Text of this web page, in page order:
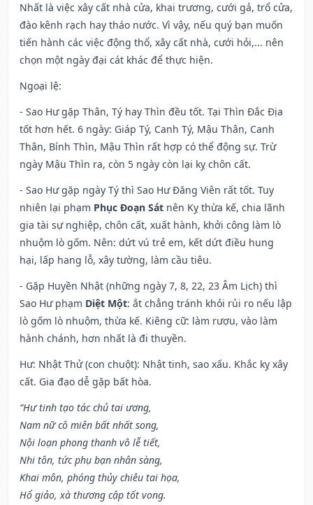
Nhất là việc xây cất nhà cửa, khai trương, cưới gả, trổ cửa,
đào kênh rạch hay tháo nước. Vì vậy, nếu quý bạn muốn
tiến hành các việc động thổ, xây cất nhà, cưới hỏi,... nên
chọn một ngày đại cát khác để thực hiện.
Ngoại lệ:
- Sao Hư gặp Thân, Tý hay Thìn đều tốt. Tại Thìn Đắc Địa
tốt hơn hết. 6 ngày: Giáp Tý, Canh Tý, Mậu Thân, Canh
Thân, Bính Thìn, Mậu Thìn rất hợp có thể động sự. Trừ
ngày Mậu Thìn ra, còn 5 ngày còn lại kỵ chôn cất.
- Sao Hư gặp ngày Tý thì Sao Hư Đăng Viên rất tốt. Tuy
nhiên lại phạm Phục Đoạn Sát nên Kỵ thừa kế, chia lãnh
gia tài sự nghiệp, chôn cất, xuất hành, khởi công làm lò
nhuộm lò gốm. Nên: dứt vú trẻ em, kết dứt điều hung
hại, lấp hang lỗ, xây tường, làm cầu tiêu.
- Gặp Huyền Nhật (những ngày 7, 8, 22, 23 Âm Lịch) thì
Sao Hư phạm Diệt Một: ắt chẳng tránh khỏi rủi ro nếu lập
lò gốm lò nhuộm, thừa kế. Kiêng cữ: làm rượu, vào làm
hành chánh, hơn nhất là đi thuyền.
Hư: Nhật Thử (con chuột): Nhật tinh, sao xấu. Khắc kỵ xây
cất. Gia đạo dễ gặp bất hòa.
“Hư tinh tạo tác chủ tai ương,
Nam nữ cô miên bất nhất song,
Nội loạn phong thanh vô lễ tiết,
Nhi tôn, tức phụ bạn nhân sàng,
Khai môn, phóng thủy chiêu tai họa,
Hổ giảo, xà thương cập tốt vong.